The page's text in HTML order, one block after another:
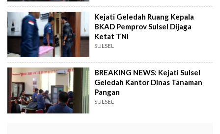
Kejati Geledah Ruang Kepala
BKAD Pemprov Sulsel Dijaga
Ketat TNI
SULSEL
BREAKING NEWS: Kejati Sulsel
Geledah Kantor Dinas Tanaman
Pangan
SULSEL